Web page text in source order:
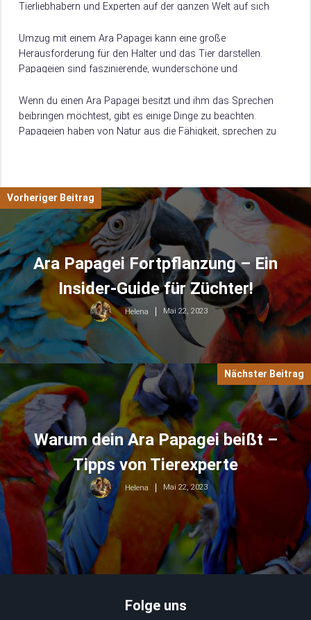
Tierliebhabern und Experten auf der ganzen Welt auf sich
Umzug mit einem Ara Papagei kann eine große
Herausforderung für den Halter und das Tier darstellen.
Papageien sind faszinierende, wunderschöne und
Wenn du einen Ara Papagei besitzt und ihm das Sprechen
beibringen möchtest, gibt es einige Dinge zu beachten.
Papageien haben von Natur aus die Fähigkeit, sprechen zu
Vorheriger Beitrag
Ara Papagei Fortpflanzung – Ein
Insider-Guide für Züchter!
Helena Mai 22, 2023
Nächster Beitrag
Warum dein Ara Papagei beißt –
Tipps von Tierexperte
Helena Mai 22, 2023
Folge uns